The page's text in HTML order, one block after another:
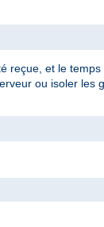
reçue, et le temps
ou isoler les